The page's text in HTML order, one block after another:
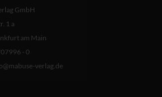
GmbH
1 a
am Main
- 0
verlag.de